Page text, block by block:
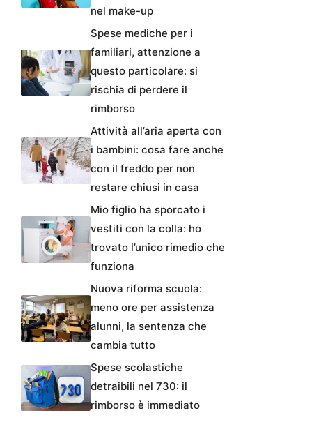
nel make-up
Spese mediche per i
familiari, attenzione a
questo particolare: si
rischia di perdere il
rimborso
Attività all’aria aperta con
i bambini: cosa fare anche
con il freddo per non
restare chiusi in casa
Mio figlio ha sporcato i
vestiti con la colla: ho
trovato l’unico rimedio che
funziona
Nuova riforma scuola:
meno ore per assistenza
alunni, la sentenza che
cambia tutto
Spese scolastiche
detraibili nel 730: il
rimborso è immediato